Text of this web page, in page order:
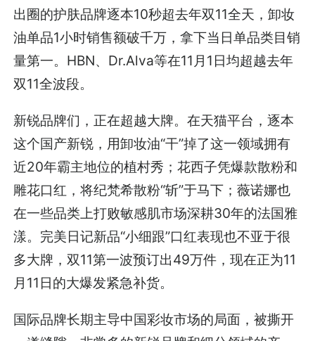
出圈的护肤品牌逐本10秒超去年双11全天，卸妆
油单品1小时销售额破千万，拿下当日单品类目销
量第一。HBN、Dr.Alva等在11月1日均超越去年
双11全波段。
新锐品牌们，正在超越大牌。在天猫平台，逐本
这个国产新锐，用卸妆油“干”掉了这一领域拥有
近20年霸主地位的植村秀；花西子凭爆款散粉和
雕花口红，将纪梵希散粉“斩”于马下；薇诺娜也
在一些品类上打败敏感肌市场深耕30年的法国雅
漾。完美日记新品“小细跟”口红表现也不亚于很
多大牌，双11第一波预订出49万件，现在正为11
月11日的大爆发紧急补货。
国际品牌长期主导中国彩妆市场的局面，被撕开